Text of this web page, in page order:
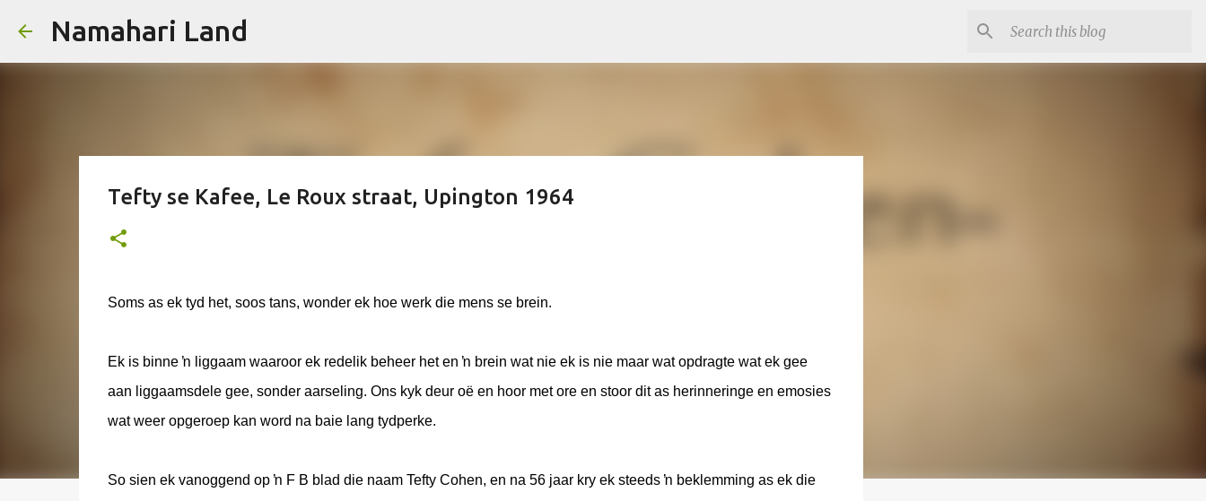
Namahari Land
Tefty se Kafee, Le Roux straat, Upington 1964
Soms as ek tyd het, soos tans, wonder ek hoe werk die mens se brein.
Ek is binne ŉ liggaam waaroor ek redelik beheer het en ŉ brein wat nie ek is nie maar wat opdragte wat ek gee
aan liggaamsdele gee, sonder aarseling. Ons kyk deur oë en hoor met ore en stoor dit as herinneringe en emosies
wat weer opgeroep kan word na baie lang tydperke.
So sien ek vanoggend op ŉ F B blad die naam Tefty Cohen, en na 56 jaar kry ek steeds ŉ beklemming as ek die